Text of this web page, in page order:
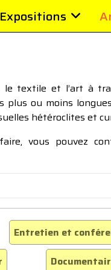
Expositions
textile et l’art à
plus ou moins
hétéroclites et
vous pouvez
Entretien et